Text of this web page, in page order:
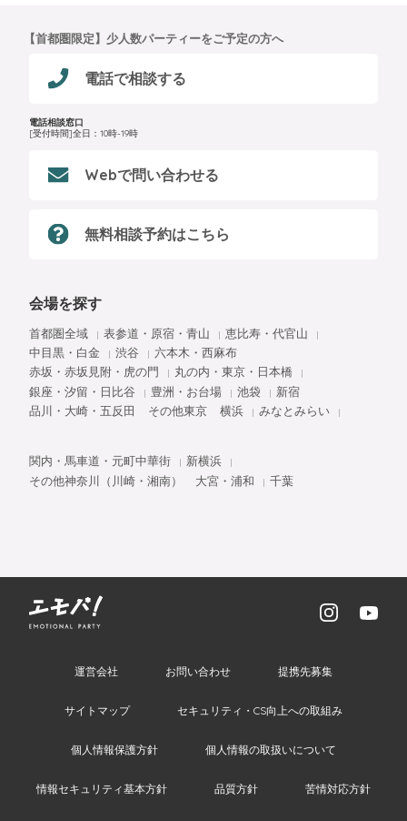
【首都圏限定】少人数パーティーをご予定の方へ
電話で相談する
電話相談窓口
[受付時間]全日：10時-19時
Webで問い合わせる
無料相談予約はこちら
会場を探す
首都圏全域 表参道・原宿・青山
恵比寿・代官山
中目黒・白金
渋谷
六本木・西麻布
赤坂・赤坂見附・虎の門
丸の内・東京・日本橋
銀座・汐留・日比谷
豊洲・お台場 池袋
新宿
品川・大崎・五反田
その他東京 横浜 みなとみらい
関内・馬車道・元町中華街
新横浜
その他神奈川（川崎・湘南）
大宮・浦和 千葉
運営会社 お問い合わせ 提携先募集
サイトマップ セキュリティ・CS向上への取組み
個人情報保護方針 個人情報の取扱いについて
情報セキュリティ基本方針 品質方針 苦情対応方針